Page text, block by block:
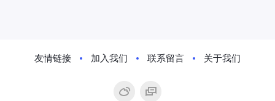
友情链接 加入我们 联系留言 关于我们